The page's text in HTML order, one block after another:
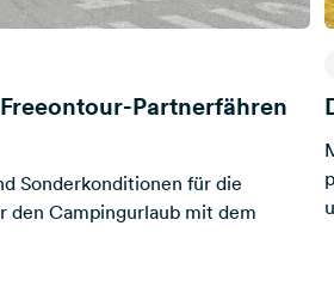
Partnerfähren
Sonderkonditionen für die
den Campingurlaub mit dem